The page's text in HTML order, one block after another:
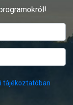
tájékoztatóban